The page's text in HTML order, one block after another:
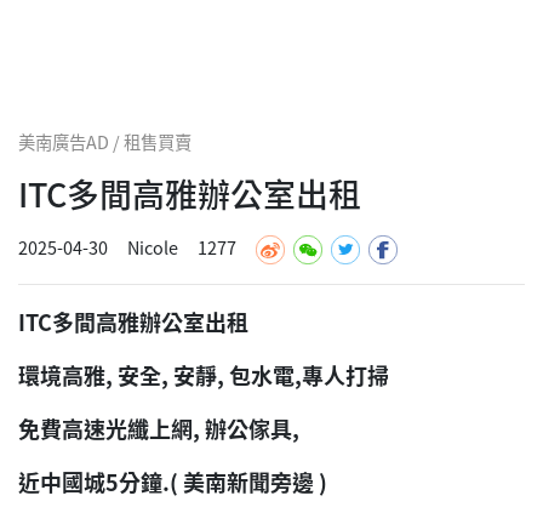
美南廣告AD / 租售買賣
ITC多間高雅辦公室出租
2025-04-30 Nicole 1277
ITC多間高雅辦公室出租
環境高雅, 安全, 安靜, 包水電,專人打掃
免費高速光纖上網, 辦公傢具,
近中國城5分鐘.( 美南新聞旁邊 )